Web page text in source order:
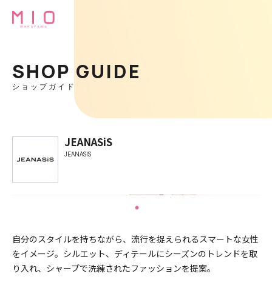
SHOP GUIDE
ショップガイド
JEANASiS
JEANASIS
自分のスタイルを持ちながら、流行を捉えられるスマートな女性
をイメージ。シルエット、ディテールにシーズンのトレンドを取
り入れ、シャープで洗練されたファッションを提案。